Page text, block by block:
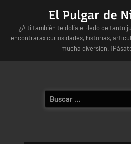
content
El Pulgar de
¿A ti también te dolía el dedo de tanto
encontrarás curiosidades, historias,
mucha diversión.
Buscar: